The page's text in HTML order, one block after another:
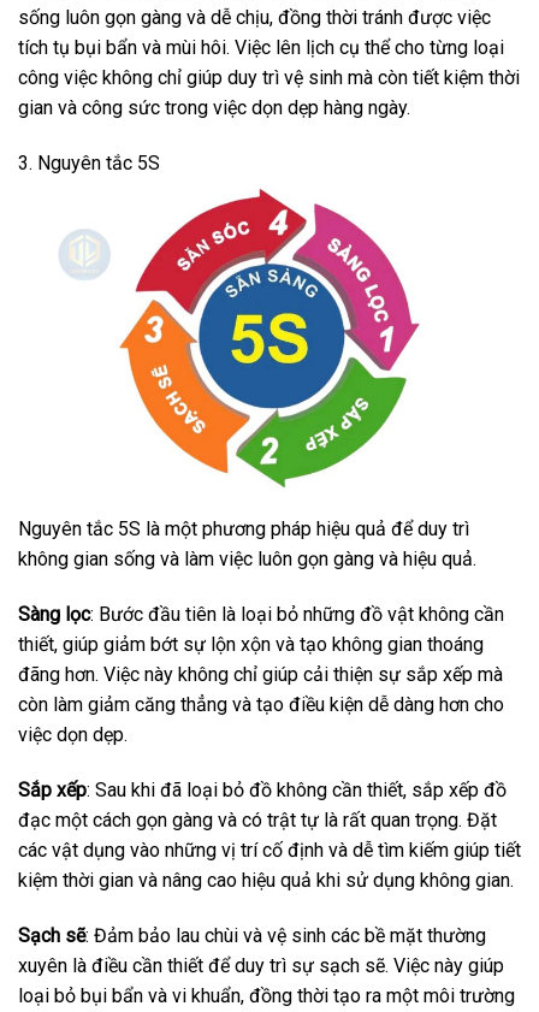
sống luôn gọn gàng và dễ chịu, đồng thời tránh được việc
tích tụ bụi bẩn và mùi hôi. Việc lên lịch cụ thể cho từng loại
công việc không chỉ giúp duy trì vệ sinh mà còn tiết kiệm thời
gian và công sức trong việc dọn dẹp hàng ngày.
3. Nguyên tắc 5S
Nguyên tắc 5S là một phương pháp hiệu quả để duy trì
không gian sống và làm việc luôn gọn gàng và hiệu quả.
Sàng lọc: Bước đầu tiên là loại bỏ những đồ vật không cần
thiết, giúp giảm bớt sự lộn xộn và tạo không gian thoáng
đãng hơn. Việc này không chỉ giúp cải thiện sự sắp xếp mà
còn làm giảm căng thẳng và tạo điều kiện dễ dàng hơn cho
việc dọn dẹp.
Sắp xếp: Sau khi đã loại bỏ đồ không cần thiết, sắp xếp đồ
đạc một cách gọn gàng và có trật tự là rất quan trọng. Đặt
các vật dụng vào những vị trí cố định và dễ tìm kiếm giúp tiết
kiệm thời gian và nâng cao hiệu quả khi sử dụng không gian.
Sạch sẽ: Đảm bảo lau chùi và vệ sinh các bề mặt thường
xuyên là điều cần thiết để duy trì sự sạch sẽ. Việc này giúp
loại bỏ bụi bẩn và vi khuẩn, đồng thời tạo ra một môi trường